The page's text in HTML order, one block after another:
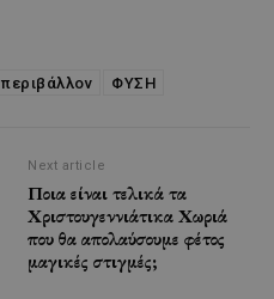
περιβάλλον ΦΥΣΗ
Next article
Ποια είναι τελικά τα
Χριστουγεννιάτικα Χωριά
που θα απολαύσουμε φέτος
μαγικές στιγμές;